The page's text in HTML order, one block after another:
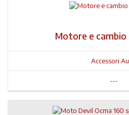
Motore e cambio
Accessori
---